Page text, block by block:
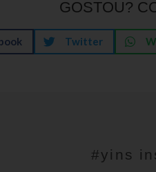
GOSTOU?
Twitter
#yins